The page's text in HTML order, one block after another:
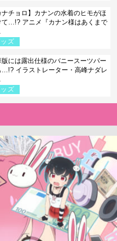
ナチョロ】カナンの水着のヒモがほ
て…!? アニメ『カナン様はあくまで
ズ
版には露出仕様のバニースーツパー
…!? イラストレーター・高峰ナダレ
ズ